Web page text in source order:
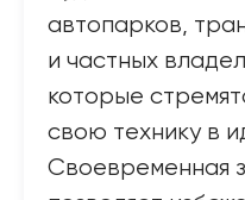
автопарков,
и частных
которые
свою технику в
Своевременная